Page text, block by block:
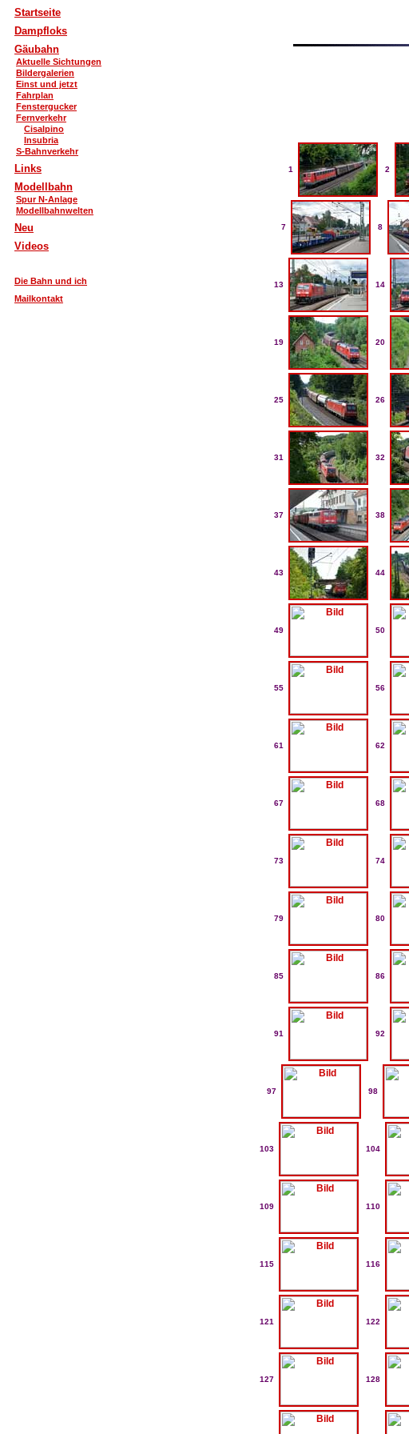
Startseite
Dampfloks
Gäubahn
Aktuelle Sichtungen
Bildergalerien
Einst und jetzt
Fahrplan
Fenstergucker
Fernverkehr
Cisalpino
Insubria
S-Bahnverkehr
Links
Modellbahn
Spur N-Anlage
Modellbahnwelten
Neu
Videos
Die Bahn und ich
Mailkontakt
1 2
7 8
13 14
19 20
25 26
31 32
37 38
43 44
49 50
55 56
61 62
67 68
73 74
79 80
85 86
91 92
97 98
103 104
109 110
115 116
121 122
127 128